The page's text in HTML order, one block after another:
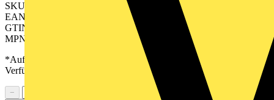
SKU: 2646810000
EAN: 04050118640168
GTIN: 04050118640168
MPN: CHDV 5.00/28/90G 3.5SN GN BX
*Auf Anfrage verfügbar - bitte in den Warenkorb legen, um
Verfügbarkeit zu prüfen
−